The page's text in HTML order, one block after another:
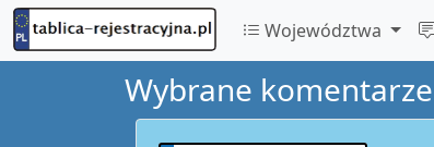
Województwa
Wybrane komentarze